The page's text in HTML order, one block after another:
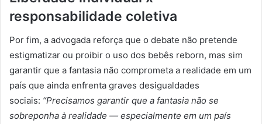
responsabilidade coletiva
Por fim, a advogada reforça que o debate não pretende
estigmatizar ou proibir o uso dos bebês reborn, mas sim
garantir que a fantasia não comprometa a realidade em um
país que ainda enfrenta graves desigualdades
sociais: “Precisamos garantir que a fantasia não se
sobreponha à realidade — especialmente em um país